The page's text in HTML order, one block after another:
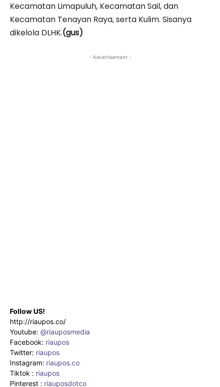
Kecamatan Limapuluh, Kecamatan Sail, dan
Kecamatan Tenayan Raya, serta Kulim. Sisanya
dikelola DLHK.(gus)
- Advertisement -
Follow US!
http://riaupos.co/
Youtube: @riauposmedia
Facebook: riaupos
Twitter: riaupos
Instagram: riaupos.co
Tiktok : riaupos
Pinterest : riauposdotco